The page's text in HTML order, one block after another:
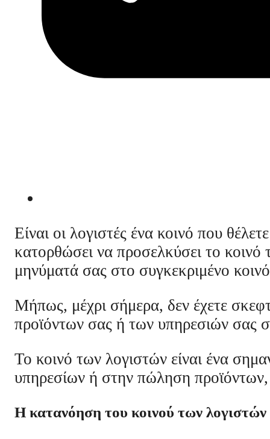
Είναι οι λογιστές ένα κοινό που
κατορθώσει να προσελκύσει το
μηνύματά σας στο συγκεκριμένο
Μήπως, μέχρι σήμερα, δεν έχετε
προϊόντων σας ή των υπηρεσιών σας
Το κοινό των λογιστών είναι ένα
υπηρεσίων ή στην πώληση προϊόντων,
Η κατανόηση του κοινού των λογιστών